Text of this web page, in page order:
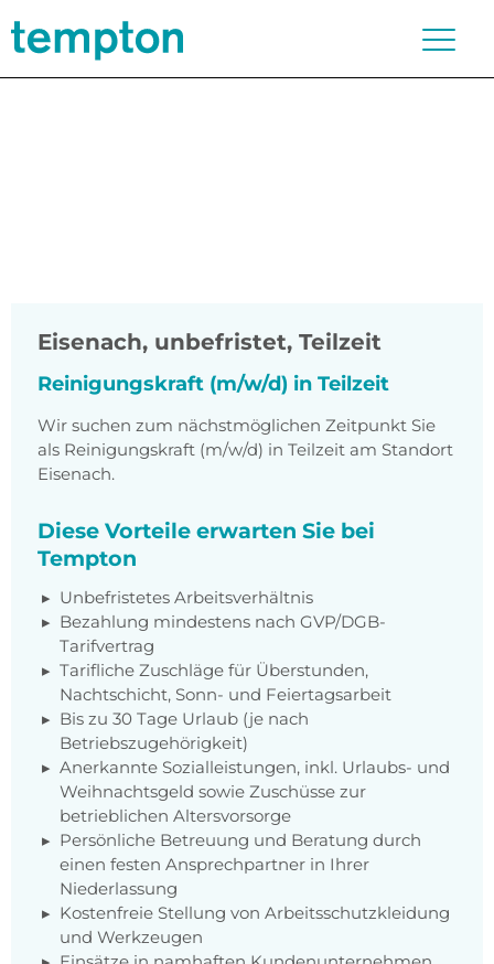
Eisenach, unbefristet, Teilzeit
Reinigungskraft (m/w/d) in Teilzeit
Wir suchen zum nächstmöglichen Zeitpunkt Sie
als Reinigungskraft (m/w/d) in Teilzeit am Standort
Eisenach.
Diese Vorteile erwarten Sie bei
Tempton
Unbefristetes Arbeitsverhältnis
Bezahlung mindestens nach GVP/DGB-
Tarifvertrag
Tarifliche Zuschläge für Überstunden,
Nachtschicht, Sonn- und Feiertagsarbeit
Bis zu 30 Tage Urlaub (je nach
Betriebszugehörigkeit)
Anerkannte Sozialleistungen, inkl. Urlaubs- und
Weihnachtsgeld sowie Zuschüsse zur
betrieblichen Altersvorsorge
Persönliche Betreuung und Beratung durch
einen festen Ansprechpartner in Ihrer
Niederlassung
Kostenfreie Stellung von Arbeitsschutzkleidung
und Werkzeugen